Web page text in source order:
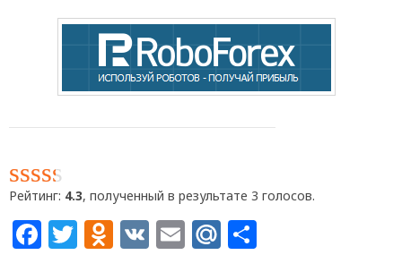
Рейтинг: 4.3, полученный в результате 3 голосов.
Facebook
Twitter
Odnoklassniki
VK EmailMail.Ru